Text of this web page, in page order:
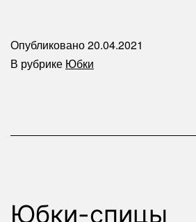
Опубликовано20.04.2021
В рубрике Юбки
Юбки-спицы